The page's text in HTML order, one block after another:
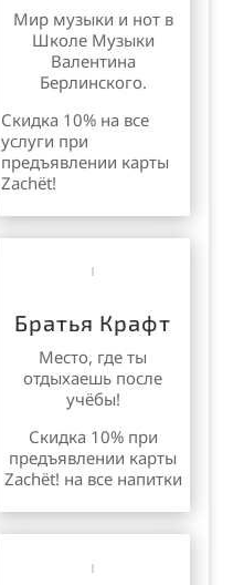
Мир музыки и нот в
Школе Музыки
Валентина
Берлинского.
Скидка 10% на все
услуги при
предъявлении карты
Zachët!
Братья Крафт
Место, где ты
отдыхаешь после
учёбы!
Скидка 10% при
предъявлении карты
Zachёt! на все напитки